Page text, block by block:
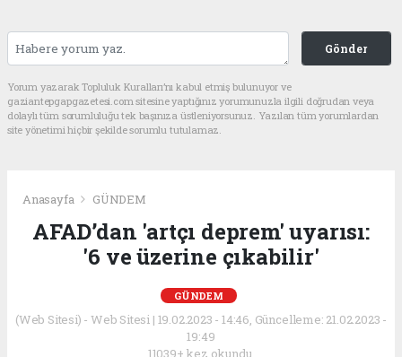
Gönder
Yorum yazarak Topluluk Kuralları’nı kabul etmiş bulunuyor ve
gaziantepgapgazetesi.com sitesine yaptığınız yorumunuzla ilgili doğrudan veya
dolaylı tüm sorumluluğu tek başınıza üstleniyorsunuz. Yazılan tüm yorumlardan
site yönetimi hiçbir şekilde sorumlu tutulamaz.
Anasayfa GÜNDEM
AFAD’dan 'artçı deprem' uyarısı:
'6 ve üzerine çıkabilir'
GÜNDEM
(Web Sitesi) - Web Sitesi | 19.02.2023 - 14:46, Güncelleme: 21.02.2023 -
19:49
11039+ kez okundu.